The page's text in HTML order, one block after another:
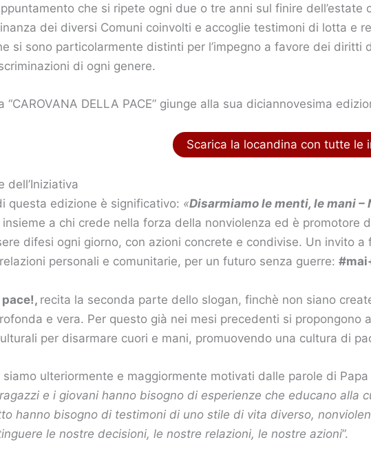
che si ripete ogni due o tre anni sul finire dell’estate
dei diversi Comuni coinvolti e accoglie testimoni di lotta e
si sono particolarmente distinti per l’impegno a favore dei diritti
di ogni genere.
“CAROVANA DELLA PACE” giunge alla sua diciannovesima
Scarica la locandina con tutte le
dell’Iniziativa
questa edizione è significativo: «Disarmiamo le menti, le mani –
insieme a chi crede nella forza della nonviolenza ed è promotore
difesi ogni giorno, con azioni concrete e condivise. Un invito
personali e comunitarie, per un futuro senza guerre:
pace!, recita la seconda parte dello slogan, finchè non siano
e vera. Per questo già nei mesi precedenti si
per disarmare cuori e mani, promuovendo una cultura di
siamo ulteriormente e maggiormente motivati dalle parole di
ragazzi e i giovani hanno bisogno di esperienze che educano alla
hanno bisogno di testimoni di uno stile di vita diverso,
le nostre decisioni, le nostre relazioni, le nostre azioni”.